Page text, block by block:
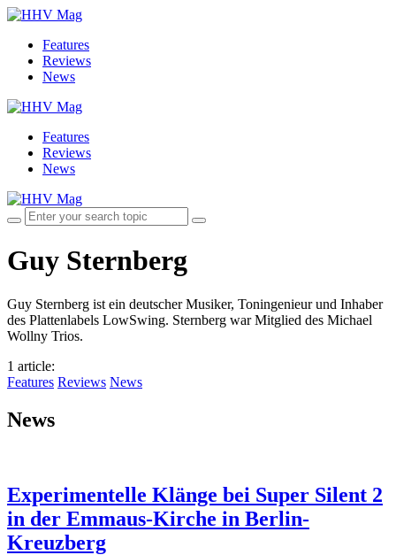
Features
Reviews
News
Features
Reviews
News
Guy Sternberg
Guy Sternberg ist ein deutscher Musiker, Toningenieur und Inhaber
des Plattenlabels LowSwing. Sternberg war Mitglied des Michael
Wollny Trios.
1 article:
Features Reviews News
News
Experimentelle Klänge bei Super Silent 2
in der Emmaus-Kirche in Berlin-
Kreuzberg